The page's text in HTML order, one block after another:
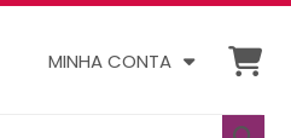
MINHA CONTA